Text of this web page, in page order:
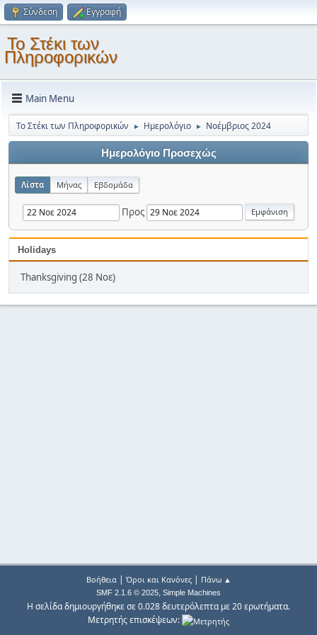
Σύνδεση Εγγραφή
Το Στέκι των
Πληροφορικών
Main Menu
Το Στέκι των Πληροφορικών ► Ημερολόγιο ► Νοέμβριος 2024
Ημερολόγιο Προσεχώς
Λίστα Μήνας Εβδομάδα
Προς
Holidays
Thanksgiving (28 Νοε)
Βοήθεια| Όροι και Κανόνες| Πάνω ▲
SMF 2.1.6 © 2025, Simple Machines
Η σελίδα δημιουργήθηκε σε 0.028 δευτερόλεπτα με 20 ερωτήματα.
Μετρητής επισκέψεων: